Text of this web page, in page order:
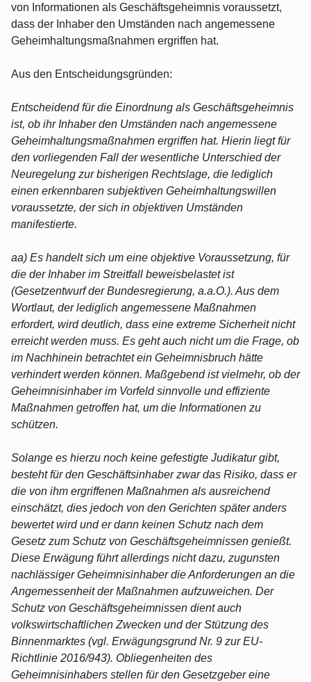
von Informationen als Geschäftsgeheimnis voraussetzt,
dass der Inhaber den Umständen nach angemessene
Geheimhaltungsmaßnahmen ergriffen hat.
Aus den Entscheidungsgründen:
Entscheidend für die Einordnung als Geschäftsgeheimnis
ist, ob ihr Inhaber den Umständen nach angemessene
Geheimhaltungsmaßnahmen ergriffen hat. Hierin liegt für
den vorliegenden Fall der wesentliche Unterschied der
Neuregelung zur bisherigen Rechtslage, die lediglich
einen erkennbaren subjektiven Geheimhaltungswillen
voraussetzte, der sich in objektiven Umständen
manifestierte.
aa) Es handelt sich um eine objektive Voraussetzung, für
die der Inhaber im Streitfall beweisbelastet ist
(Gesetzentwurf der Bundesregierung, a.a.O.). Aus dem
Wortlaut, der lediglich angemessene Maßnahmen
erfordert, wird deutlich, dass eine extreme Sicherheit nicht
erreicht werden muss. Es geht auch nicht um die Frage, ob
im Nachhinein betrachtet ein Geheimnisbruch hätte
verhindert werden können. Maßgebend ist vielmehr, ob der
Geheimnisinhaber im Vorfeld sinnvolle und effiziente
Maßnahmen getroffen hat, um die Informationen zu
schützen.
Solange es hierzu noch keine gefestigte Judikatur gibt,
besteht für den Geschäftsinhaber zwar das Risiko, dass er
die von ihm ergriffenen Maßnahmen als ausreichend
einschätzt, dies jedoch von den Gerichten später anders
bewertet wird und er dann keinen Schutz nach dem
Gesetz zum Schutz von Geschäftsgeheimnissen genießt.
Diese Erwägung führt allerdings nicht dazu, zugunsten
nachlässiger Geheimnisinhaber die Anforderungen an die
Angemessenheit der Maßnahmen aufzuweichen. Der
Schutz von Geschäftsgeheimnissen dient auch
volkswirtschaftlichen Zwecken und der Stützung des
Binnenmarktes (vgl. Erwägungsgrund Nr. 9 zur EU-
Richtlinie 2016/943). Obliegenheiten des
Geheimnisinhabers stellen für den Gesetzgeber eine